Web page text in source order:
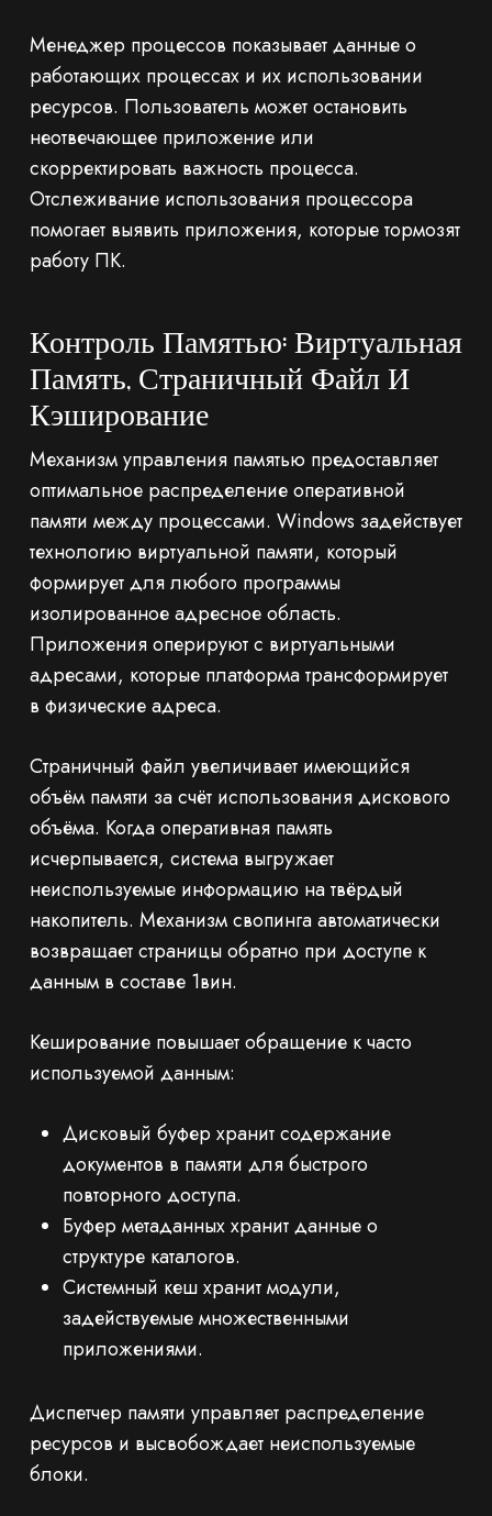
Менеджер процессов показывает данные о
работающих процессах и их использовании
ресурсов. Пользователь может остановить
неотвечающее приложение или
скорректировать важность процесса.
Отслеживание использования процессора
помогает выявить приложения, которые тормозят
работу ПК.
Контроль Памятью: Виртуальная
Память, Страничный Файл И
Кэширование
Механизм управления памятью предоставляет
оптимальное распределение оперативной
памяти между процессами. Windows задействует
технологию виртуальной памяти, который
формирует для любого программы
изолированное адресное область.
Приложения оперируют с виртуальными
адресами, которые платформа трансформирует
в физические адреса.
Страничный файл увеличивает имеющийся
объём памяти за счёт использования дискового
объёма. Когда оперативная память
исчерпывается, система выгружает
неиспользуемые информацию на твёрдый
накопитель. Механизм свопинга автоматически
возвращает страницы обратно при доступе к
данным в составе 1вин.
Кеширование повышает обращение к часто
используемой данным:
Дисковый буфер хранит содержание
документов в памяти для быстрого
повторного доступа.
Буфер метаданных хранит данные о
структуре каталогов.
Системный кеш хранит модули,
задействуемые множественными
приложениями.
Диспетчер памяти управляет распределение
ресурсов и высвобождает неиспользуемые
блоки.